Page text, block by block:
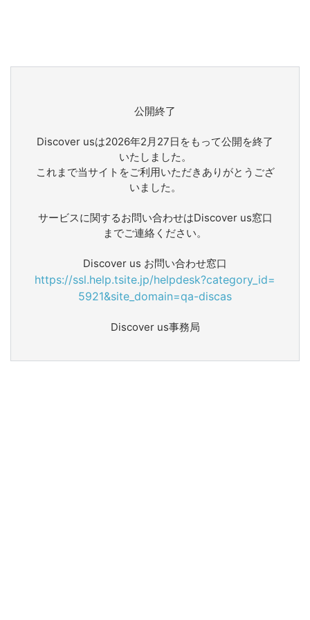
公開終了
Discover usは2026年2月27日をもって公開を終了
いたしました。
これまで当サイトをご利用いただきありがとうござ
いました。
サービスに関するお問い合わせはDiscover us窓口
までご連絡ください。
Discover us お問い合わせ窓口
https://ssl.help.tsite.jp/helpdesk?category_id=
5921&site_domain=qa-discas
Discover us事務局